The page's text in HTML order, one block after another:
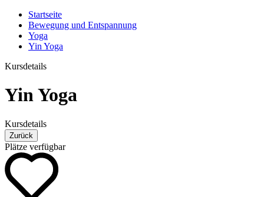
Startseite
Bewegung und Entspannung
Yoga
Yin Yoga
Kursdetails
Yin Yoga
Kursdetails
Zurück
Plätze verfügbar